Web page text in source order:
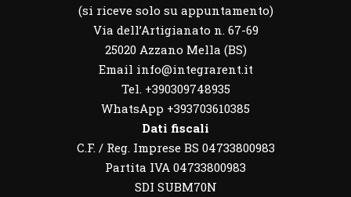
(si riceve solo su appuntamento)
Via dell’Artigianato n. 67-69
25020 Azzano Mella (BS)
Email info@integrarent.it
Tel. +390309748935
WhatsApp +393703610385
Dati fiscali
C.F. / Reg. Imprese BS 04733800983
Partita IVA 04733800983
SDI SUBM70N